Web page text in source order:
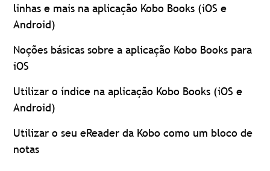
linhas e mais na aplicação Kobo Books (iOS e
Android)
Noções básicas sobre a aplicação Kobo Books para
iOS
Utilizar o índice na aplicação Kobo Books (iOS e
Android)
Utilizar o seu eReader da Kobo como um bloco de
notas